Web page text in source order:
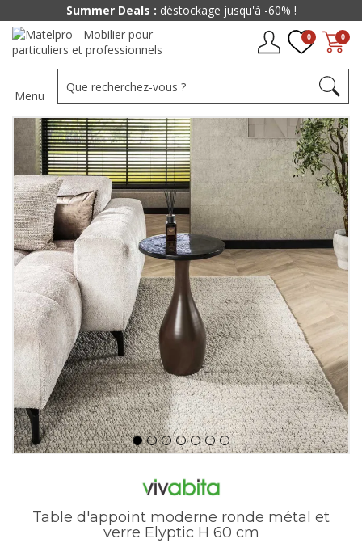
0
0
Menu
Table d'appoint moderne ronde métal et
verre Elyptic H 60 cm
Summer Deals : déstockage jusqu'à -60% !